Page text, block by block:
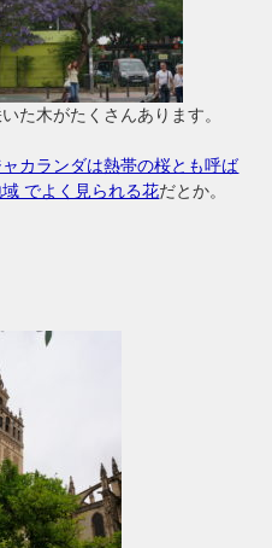
た木がたくさんあります。
ャカランダは熱帯の桜とも呼ば
でよく見られる花だとか。